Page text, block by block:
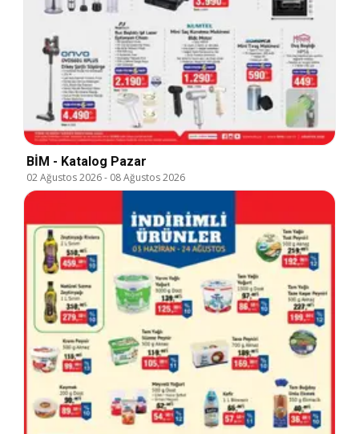
BİM - Katalog Pazar
02 Ağustos 2026- 08 Ağustos 2026